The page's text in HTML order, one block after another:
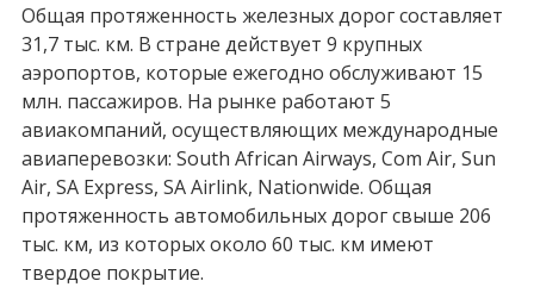
Общая протяженность железных дорог составляет
31,7 тыс. км. В стране действует 9 крупных
аэропортов, которые ежегодно обслуживают 15
млн. пассажиров. На рынке работают 5
авиакомпаний, осуществляющих международные
авиаперевозки: South African Airways, Com Air, Sun
Air, SA Express, SA Airlink, Nationwide. Общая
протяженность автомобильных дорог свыше 206
тыс. км, из которых около 60 тыс. км имеют
твердое покрытие.